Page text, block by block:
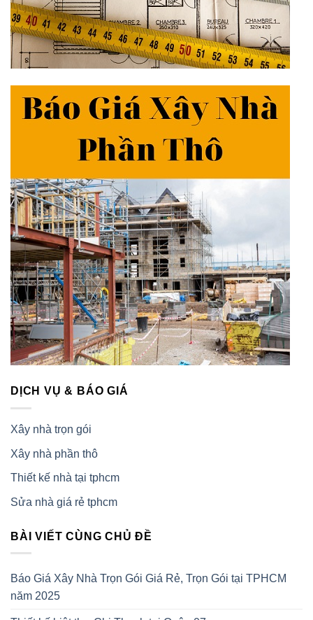
DỊCH VỤ & BÁO GIÁ
Xây nhà trọn gói
Xây nhà phần thô
Thiết kế nhà tại tphcm
Sửa nhà giá rẻ tphcm
BÀI VIẾT CÙNG CHỦ ĐỀ
Báo Giá Xây Nhà Trọn Gói Giá Rẻ, Trọn Gói tại TPHCM
năm 2025